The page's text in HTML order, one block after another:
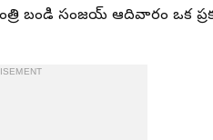
బండి సంజయ్ ఆదివారం ఒక